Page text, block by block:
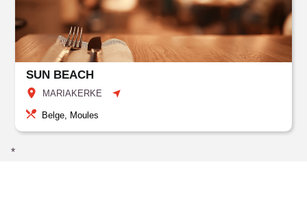
SUN BEACH
MARIAKERKE
Belge, Moules
*